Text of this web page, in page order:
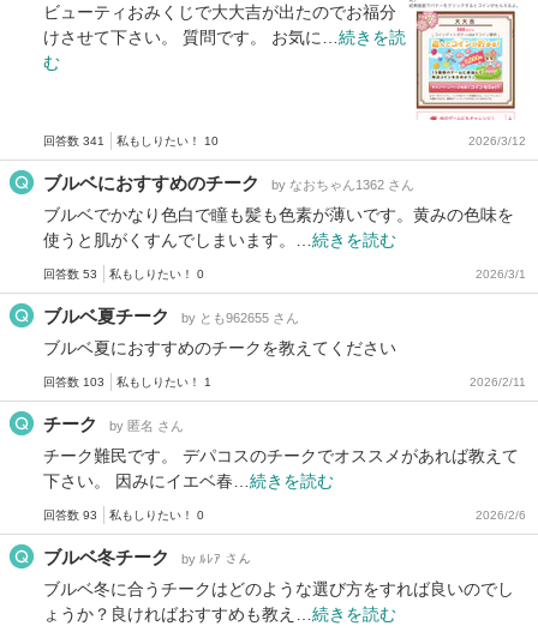
ビューティおみくじで大大吉が出たのでお福分
けさせて下さい。 質問です。 お気に… 続きを読
む
回答数 341 私もしりたい！ 10 2026/3/12
ブルベにおすすめのチーク by なおちゃん1362 さん
ブルベでかなり色白で瞳も髪も色素が薄いです。黄みの色味を
使うと肌がくすんでしまいます。… 続きを読む
回答数 53 私もしりたい！ 0 2026/3/1
ブルベ夏チーク by とも962655 さん
ブルベ夏におすすめのチークを教えてください
回答数 103 私もしりたい！ 1 2026/2/11
チーク by 匿名 さん
チーク難民です。 デパコスのチークでオススメがあれば教えて
下さい。 因みにイエベ春… 続きを読む
回答数 93 私もしりたい！ 0 2026/2/6
ブルベ冬チーク by ﾙﾚｱ さん
ブルベ冬に合うチークはどのような選び方をすれば良いのでし
ょうか？良ければおすすめも教え… 続きを読む